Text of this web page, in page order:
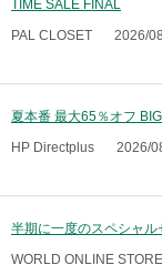
TIME SALE FINAL
PAL CLOSET 2026/
夏本番 最大65％オフ
HP Directplus 2026/
半期に一度のスペシャ
WORLD ONLINE STORE